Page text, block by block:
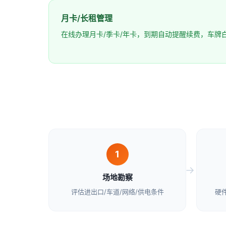
月卡/长租管理
在线办理月卡/季卡/年卡，到期自动提醒续费，车牌
1
场地勘察
评估进出口/车道/网络/供电条件 硬